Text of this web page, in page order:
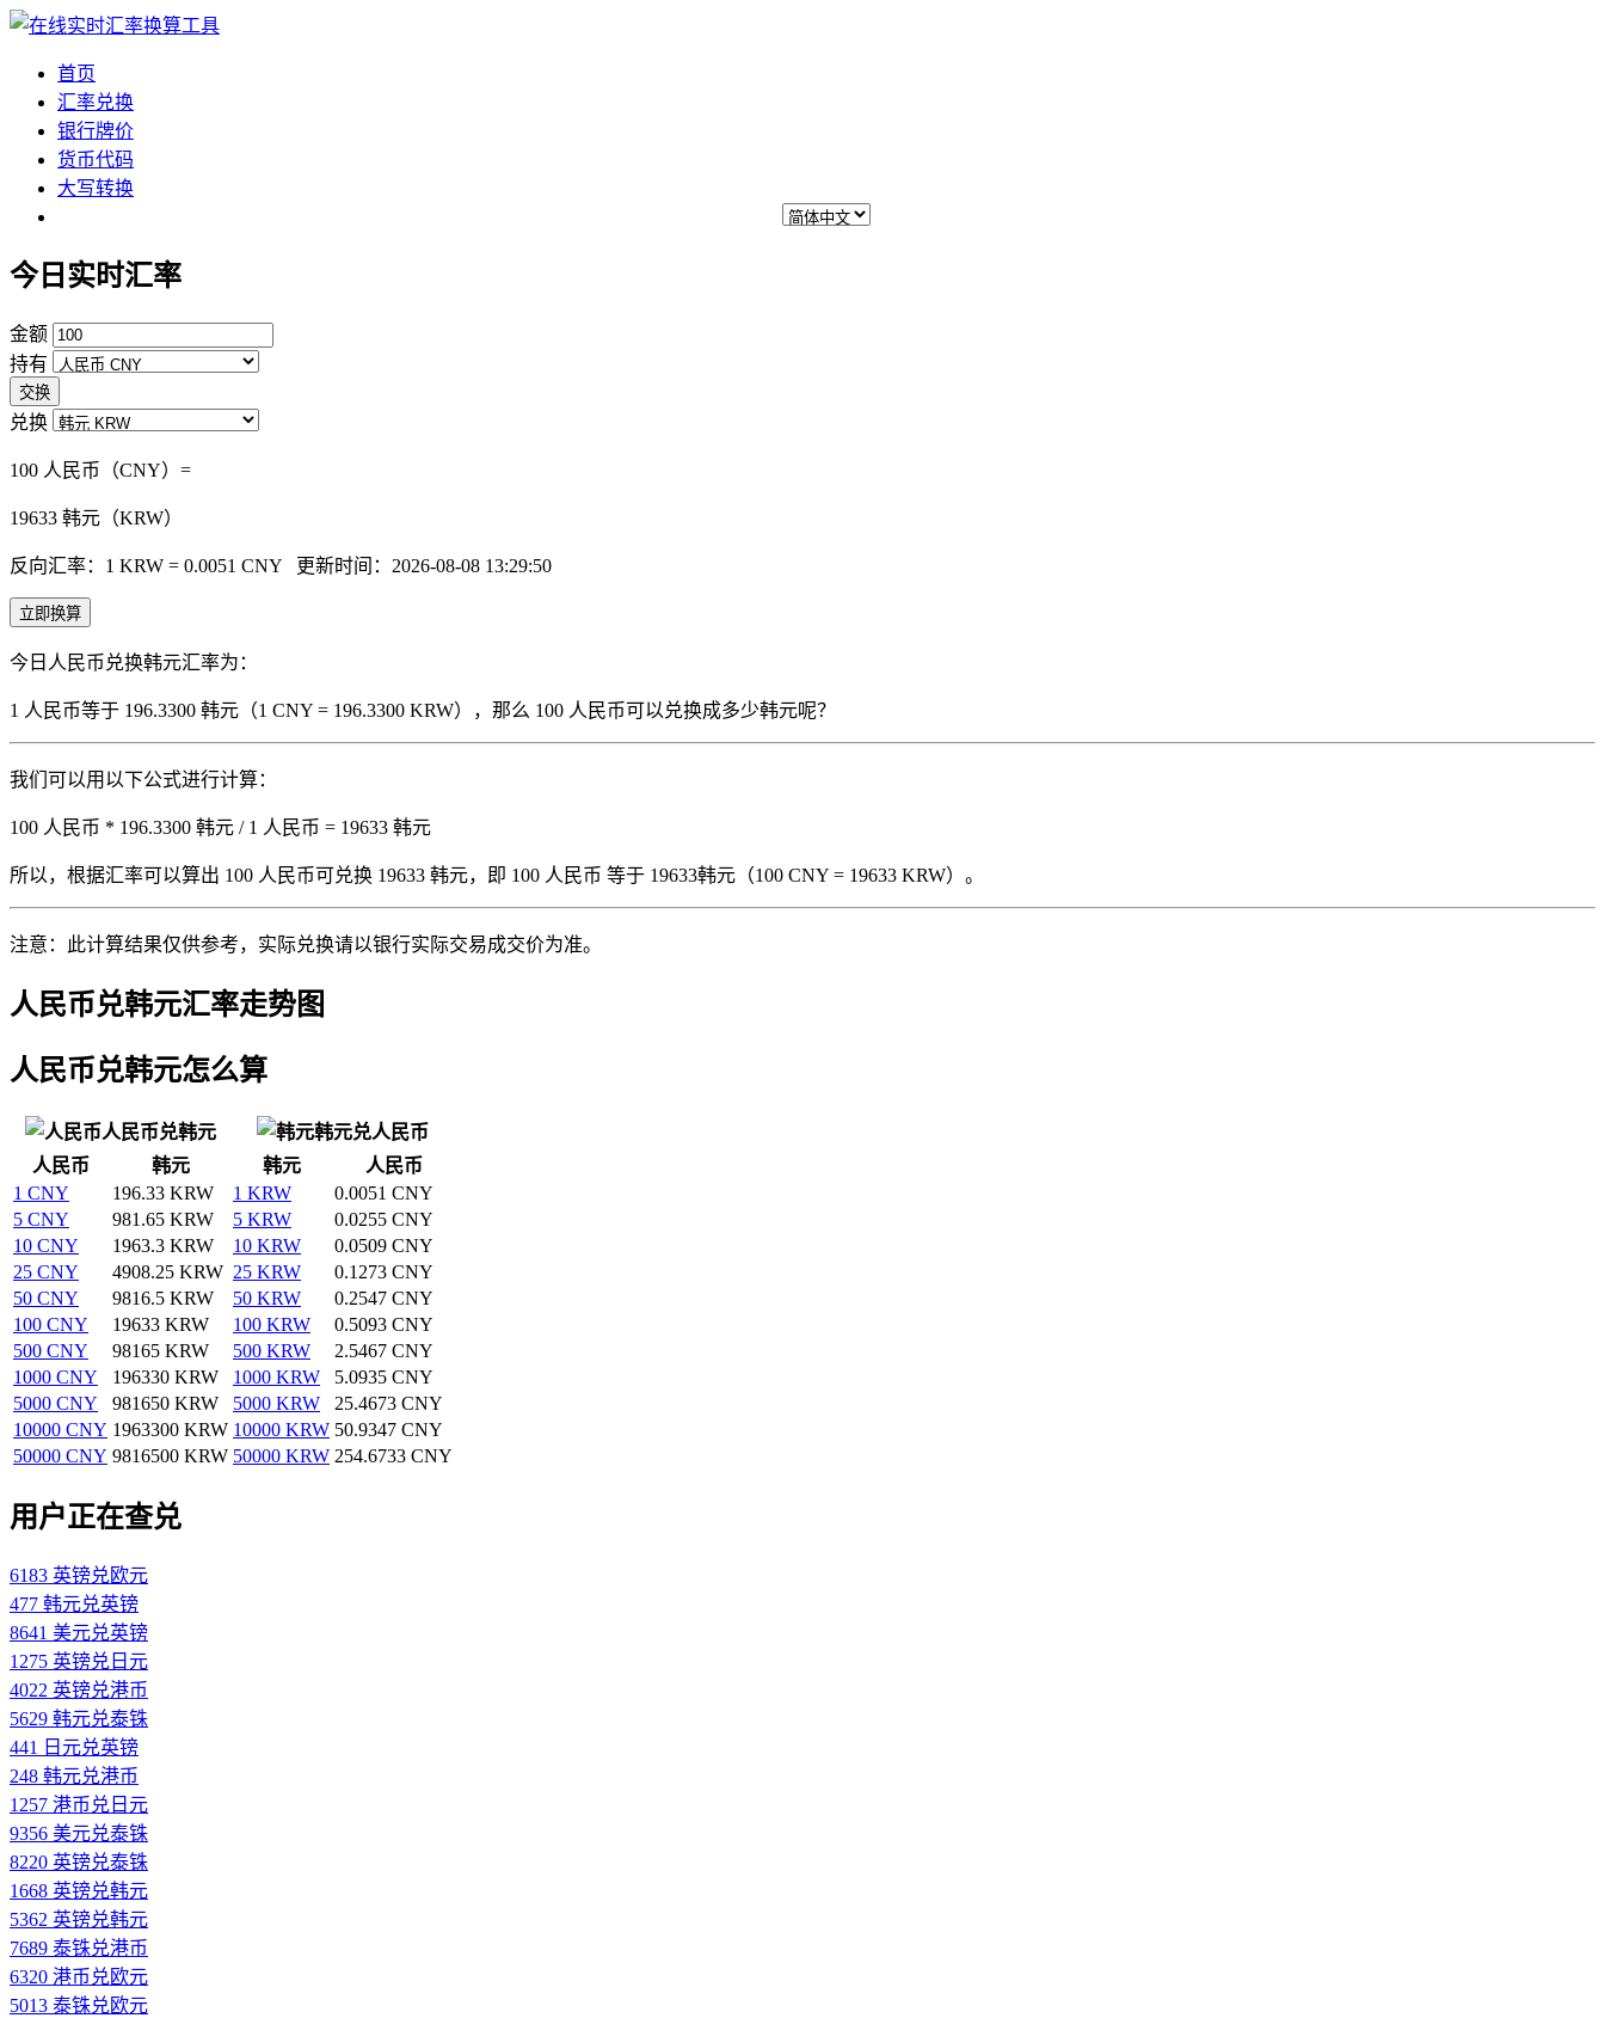
首页
汇率兑换
银行牌价
货币代码
大写转换
今日实时汇率
金额
持有
交换
兑换
100 人民币（CNY）=
19633 韩元（KRW）
反向汇率：1 KRW = 0.0051 CNY 更新时间：2026-08-08 13:29:50
立即换算
今日人民币兑换韩元汇率为：
1 人民币等于 196.3300 韩元（1 CNY = 196.3300 KRW），那么 100 人民币可以兑换成多少韩元呢？
我们可以用以下公式进行计算：
100 人民币 * 196.3300 韩元 / 1 人民币 = 19633 韩元
所以，根据汇率可以算出 100 人民币可兑换 19633 韩元，即 100 人民币 等于 19633韩元（100 CNY = 19633 KRW）。
注意：此计算结果仅供参考，实际兑换请以银行实际交易成交价为准。
人民币兑韩元汇率走势图
人民币兑韩元怎么算
人民币兑韩元
韩元兑人民币
人民币
韩元 韩元
人民币
1 CNY
196.33 KRW 1 KRW
0.0051 CNY
5 CNY
981.65 KRW 5 KRW
0.0255 CNY
10 CNY
1963.3 KRW 10 KRW
0.0509 CNY
25 CNY
4908.25 KRW 25 KRW
0.1273 CNY
50 CNY
9816.5 KRW 50 KRW
0.2547 CNY
100 CNY
19633 KRW 100 KRW
0.5093 CNY
500 CNY
98165 KRW 500 KRW
2.5467 CNY
1000 CNY
196330 KRW 1000 KRW
5.0935 CNY
5000 CNY
981650 KRW 5000 KRW
25.4673 CNY
10000 CNY 1963300 KRW 10000 KRW 50.9347 CNY
50000 CNY 9816500 KRW 50000 KRW 254.6733 CNY
用户正在查兑
6183 英镑兑欧元
477 韩元兑英镑
8641 美元兑英镑
1275 英镑兑日元
4022 英镑兑港币
5629 韩元兑泰铢
441 日元兑英镑
248 韩元兑港币
1257 港币兑日元
9356 美元兑泰铢
8220 英镑兑泰铢
1668 英镑兑韩元
5362 英镑兑韩元
7689 泰铢兑港币
6320 港币兑欧元
5013 泰铢兑欧元